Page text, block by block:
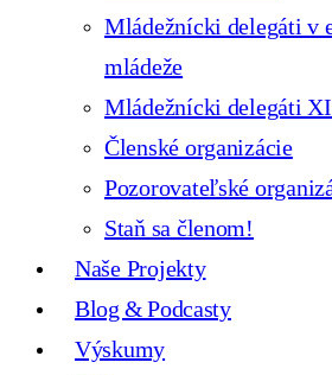
Mládežnícki delegáti v
mládeže
Mládežnícki delegáti
Členské organizácie
Pozorovateľské
Staň sa členom!
Naše Projekty
Blog & Podcasty
Výskumy